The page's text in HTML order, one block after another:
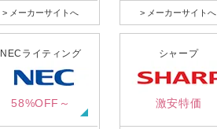
> メーカーサイトへ > メーカーサイトへ
NECライティング
58%OFF～
シャープ
激安特価